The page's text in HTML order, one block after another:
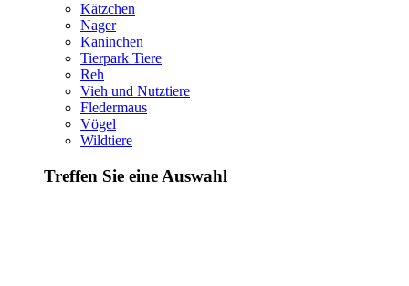
Kätzchen
Nager
Kaninchen
Tierpark Tiere
Reh
Vieh und Nutztiere
Fledermaus
Vögel
Wildtiere
Treffen Sie eine Auswahl